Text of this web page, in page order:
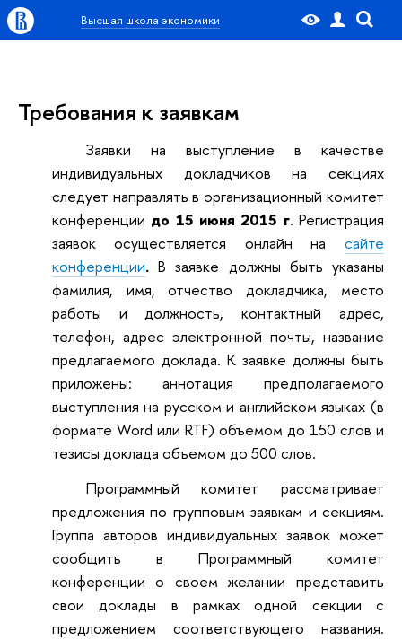
Высшая школа экономики
Требования к заявкам
Заявки на выступление в качестве
индивидуальных докладчиков на секциях
следует направлять в организационный комитет
конференции до 15 июня 2015 г. Регистрация
заявок осуществляется онлайн на сайте
конференции.В заявке должны быть указаны
фамилия, имя, отчество докладчика, место
работы и должность, контактный адрес,
телефон, адрес электронной почты, название
предлагаемого доклада. К заявке должны быть
приложены: аннотация предполагаемого
выступления на русском и английском языках (в
формате Word или RTF) объемом до 150 слов и
тезисы доклада объемом до 500 слов.
Программный комитет рассматривает
предложения по групповым заявкам и секциям.
Группа авторов индивидуальных заявок может
сообщить в Программный комитет
конференции о своем желании представить
свои доклады в рамках одной секции с
предложением соответствующего названия.